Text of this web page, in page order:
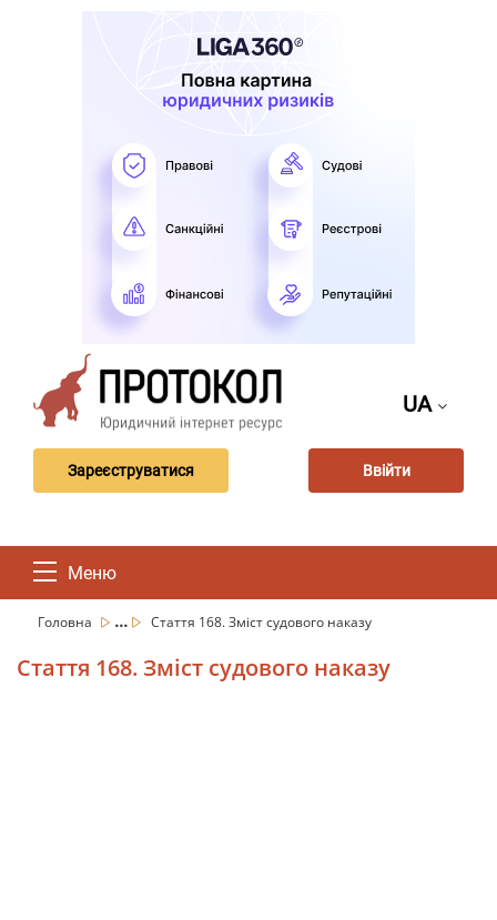
UA
Зареєструватися Ввійти
Меню
Головна ... Стаття 168. Зміст судового наказу
Стаття 168. Зміст судового наказу